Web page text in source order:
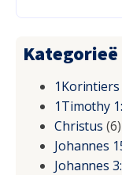
Kategorieë
1Korintiers
1Timothy
Christus (6)
Johannes
Johannes